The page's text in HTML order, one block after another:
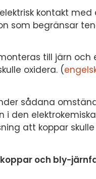
kontakt med
som begränsar
till järn och
oxidera. (
sådana
i den elektrokemiska
att koppar
och bly-